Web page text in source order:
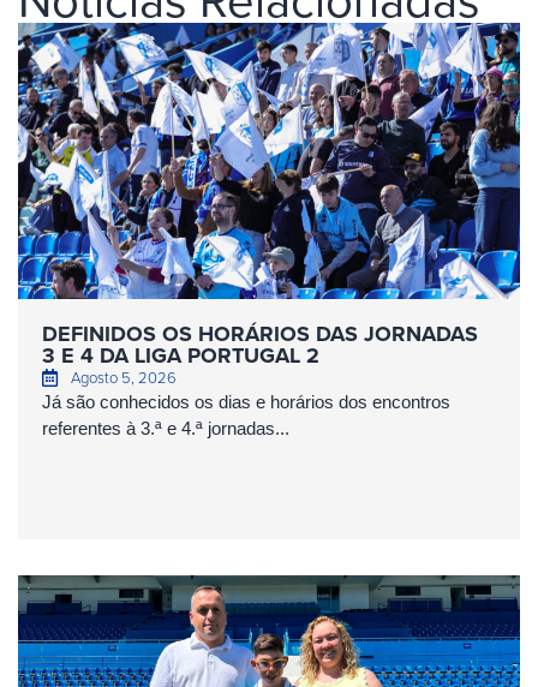
DEFINIDOS OS HORÁRIOS DAS JORNADAS
3 E 4 DA LIGA PORTUGAL 2
Agosto 5, 2026
Já são conhecidos os dias e horários dos encontros
referentes à 3.ª e 4.ª jornadas...